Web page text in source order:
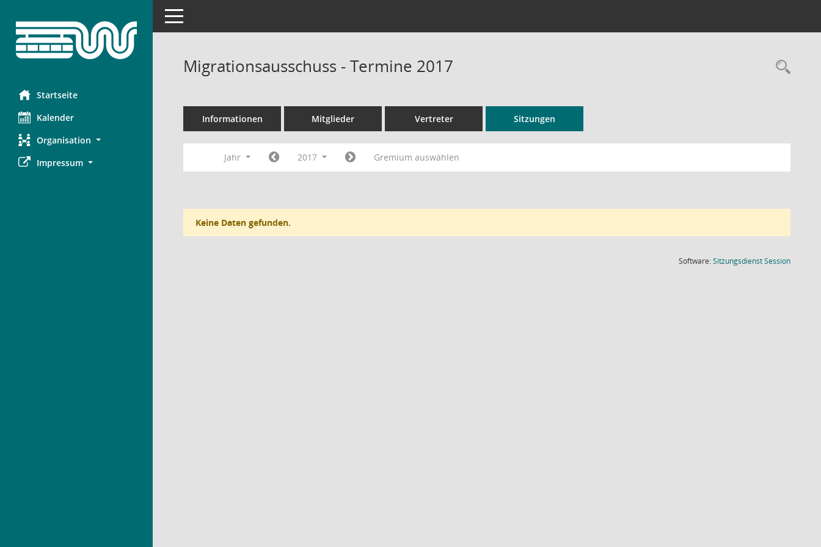
Startseite
Kalender
Organisation
Impressum
Toggle navigation
Migrationsausschuss - Termine 2017
Informationen Mitglieder Vertreter Sitzungen
Jahr 2017 Gremium auswählen
Keine Daten gefunden.
Software:SitzungsdienstSession(Wird in